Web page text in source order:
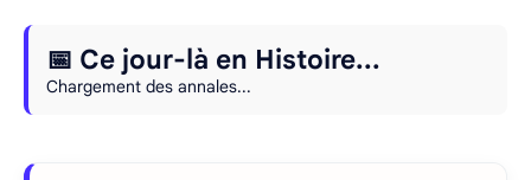
📅 Ce jour-là en Histoire...
Chargement des annales...